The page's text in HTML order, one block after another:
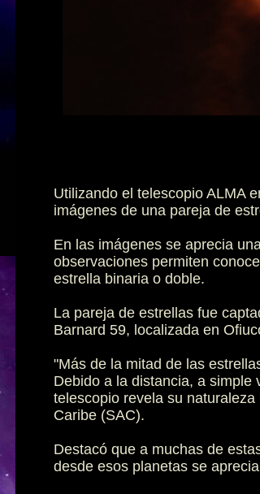
Utilizando el telescopio ALMA
imágenes de una pareja de
En las imágenes se aprecia
observaciones permiten
estrella binaria o doble.
La pareja de estrellas fue
Barnard 59, localizada en
"Más de la mitad de las
Debido a la distancia, a simple
telescopio revela su
Caribe (SAC).
Destacó que a muchas de
desde esos planetas se